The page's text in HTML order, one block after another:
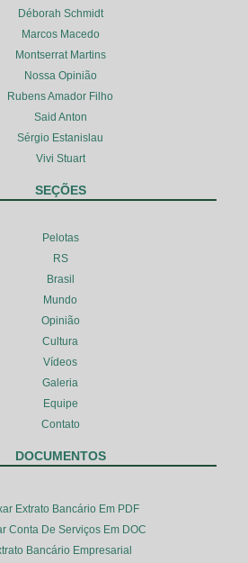
Déborah Schmidt
Marcos Macedo
Montserrat Martins
Nossa Opinião
Rubens Amador Filho
Said Anton
Sérgio Estanislau
Vivi Stuart
SEÇÕES
Pelotas
RS
Brasil
Mundo
Opinião
Cultura
Vídeos
Galeria
Equipe
Contato
DOCUMENTOS
Extrato Bancário Em PDF
Conta De Serviços Em DOC
Bancário Empresarial